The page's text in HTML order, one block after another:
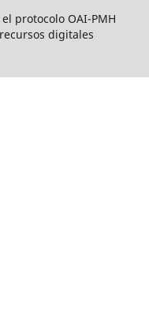
protocolo OAI-PMH
digitales